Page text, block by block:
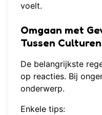
voelt.
Omgaan met
Tussen Culturen
De belangrijkste
op reacties. Bij
onderwerp.
Enkele tips: